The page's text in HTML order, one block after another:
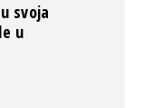
svoja
u